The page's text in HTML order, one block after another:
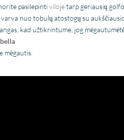
pasilepintivilojetarp geriausių
varva nuo tobulų atostogų su
kad užtikrintume, jog
mėgautis.